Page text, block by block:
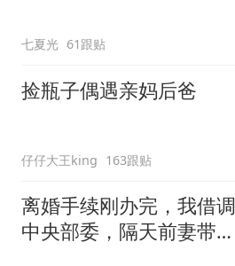
七夏光 61跟贴
捡瓶子偶遇亲妈后爸
仔仔大王king 163跟贴
离婚手续刚办完，我借调
中央部委，隔天前妻带新